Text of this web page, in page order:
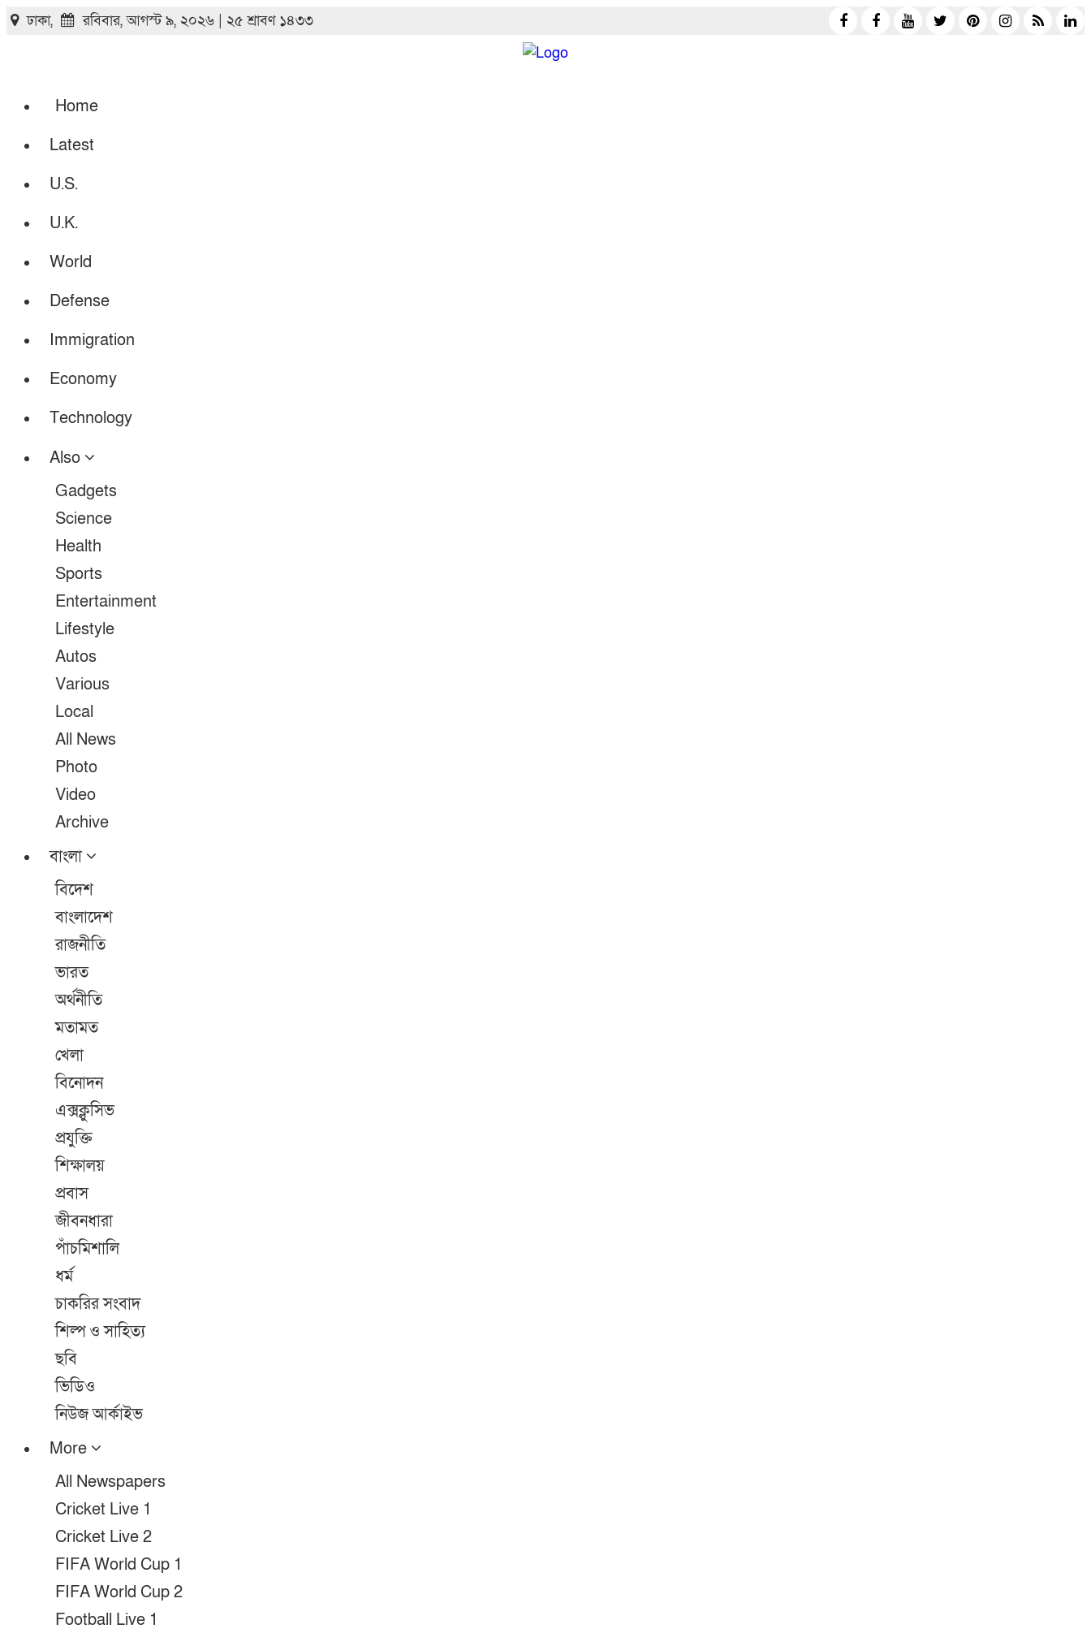
ঢাকা, রবিবার, আগস্ট ৯, ২০২৬ | ২৫ শ্রাবণ ১৪৩৩
Home
Latest
U.S.
U.K.
World
Defense
Immigration
Economy
Technology
Also
Gadgets
Science
Health
Sports
Entertainment
Lifestyle
Autos
Various
Local
All News
Photo
Video
Archive
বাংলা
বিদেশ
বাংলাদেশ
রাজনীতি
ভারত
অর্থনীতি
মতামত
খেলা
বিনোদন
এক্সক্লুসিভ
প্রযুক্তি
শিক্ষালয়
প্রবাস
জীবনধারা
পাঁচমিশালি
ধর্ম
চাকরির সংবাদ
শিল্প ও সাহিত্য
ছবি
ভিডিও
নিউজ আর্কাইভ
More
All Newspapers
Cricket Live 1
Cricket Live 2
FIFA World Cup 1
FIFA World Cup 2
Football Live 1